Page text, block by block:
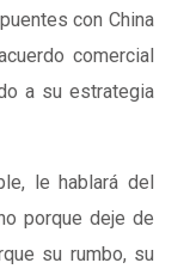
con China
comercial
a su estrategia
le hablará del
porque deje de
su rumbo, su